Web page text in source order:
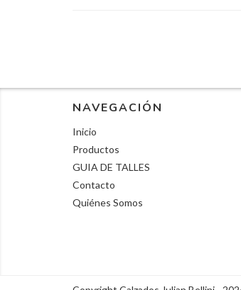
NAVEGACIÓN
Inicio
Productos
GUIA DE TALLES
Contacto
Quiénes Somos